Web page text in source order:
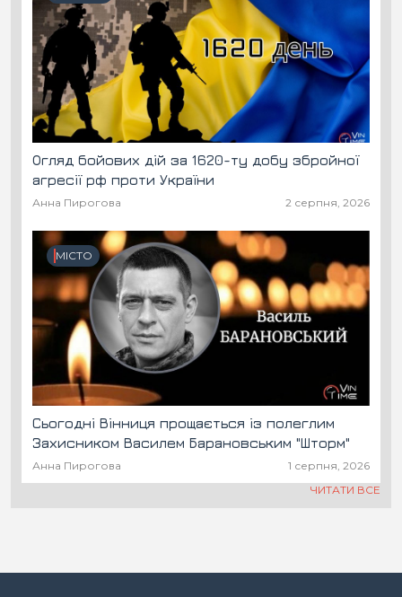
Огляд бойових дій за 1620-ту добу збройної
агресії рф проти України
Анна Пирогова 2 серпня, 2026
МІСТО
Сьогодні Вінниця прощається із полеглим
Захисником Василем Барановським "Шторм"
Анна Пирогова
1 серпня, 2026
ЧИТАТИ ВСЕ